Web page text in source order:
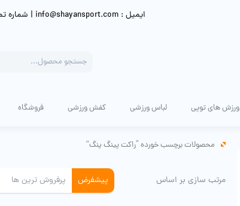
ایمیل : info@shayansport.com | شماره تماس : 09212710718
search
ورزش های توپی لباس ورزشی کفش ورزشی فروشگاه
محصولات برچسب خورده “راکت پینگ پنگ”
مرتب سازی بر اساس پیشفرض پرفروش ترین ها